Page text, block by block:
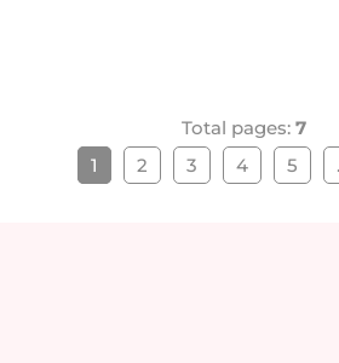
Total pages: 7
1
2 3 4 5